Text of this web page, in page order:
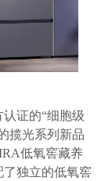
证的“细胞级
揽光系列新品
低氧窖藏养
了独立的低氧窖